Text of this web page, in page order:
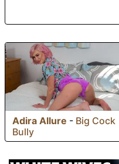
Adira Allure - Big Cock
Bully